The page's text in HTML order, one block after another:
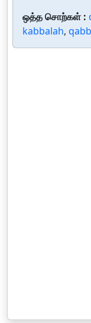
ஒத்த சொற்கள் :
kabbalah,